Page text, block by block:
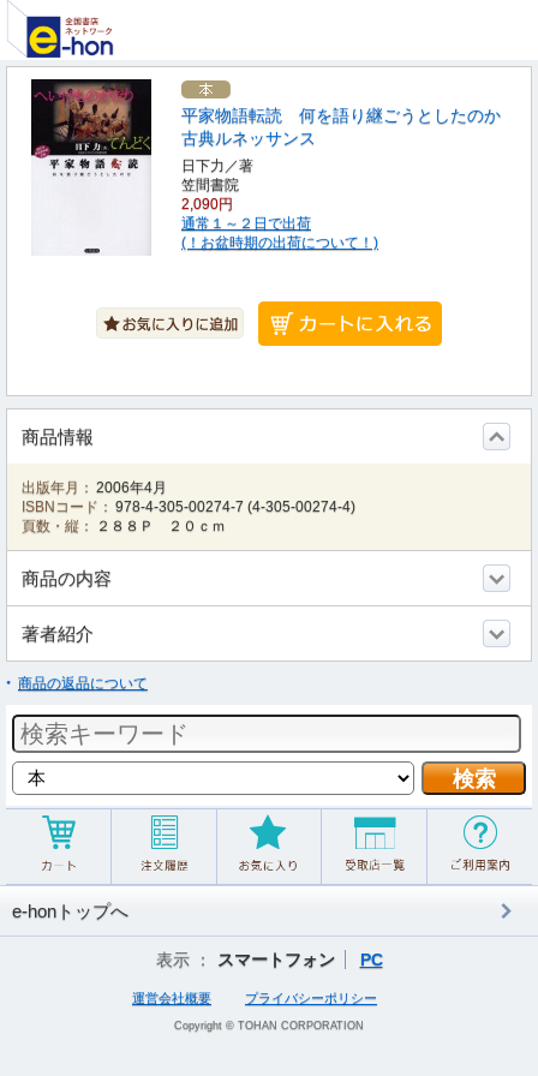
平家物語転読 何を語り継ごうとしたのか
古典ルネッサンス
日下力／著
笠間書院
2,090円
通常１～２日で出荷
(！お盆時期の出荷について！)
商品情報
出版年月： 2006年4月
ISBNコード： 978-4-305-00274-7 (4-305-00274-4)
頁数・縦：
２８８Ｐ ２０ｃｍ
商品の内容
著者紹介
商品の返品について
e-honトップへ
表示 ： スマートフォン PC
運営会社概要 プライバシーポリシー
Copyright © TOHAN CORPORATION